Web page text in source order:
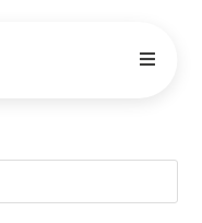
trouver ce que